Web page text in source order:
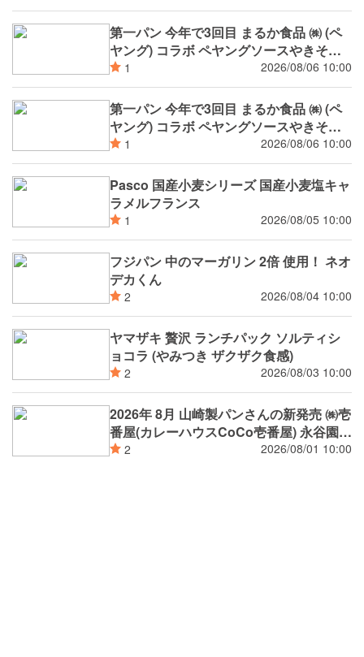
第一パン 今年で3回目 まるか食品 ㈱ (ペ
ヤング) コラボ ペヤングソースやきそば
揚げパン
1 2026/08/06 10:00
第一パン 今年で3回目 まるか食品 ㈱ (ペ
ヤング) コラボ ペヤングソースやきそば
パン1 2026/08/06 10:00
Pasco 国産小麦シリーズ 国産小麦塩キャ
ラメルフランス
1 2026/08/05 10:00
フジパン 中のマーガリン 2倍 使用！ ネオ
デカくん
2 2026/08/04 10:00
ヤマザキ 贅沢 ランチパック ソルティシ
ョコラ (やみつき ザクザク食感)
2 2026/08/03 10:00
2026年 8月 山崎製パンさんの新発売 ㈱壱
番屋(カレーハウスCoCo壱番屋) 永谷園
(広東風かに玉 麻婆春雨) 新潟市消防局 ㈱
2 2026/08/01 10:00